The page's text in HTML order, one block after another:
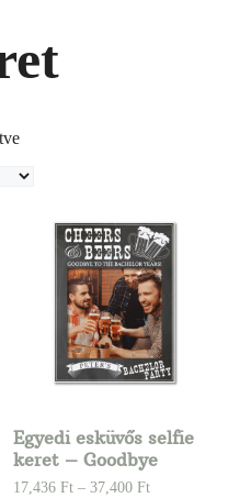
Egyedi esküvős selfie
keret – Goodbye
17,436Ft – 37,400Ft